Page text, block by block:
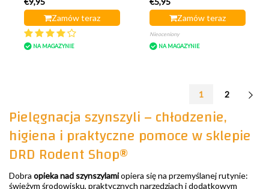
Zamów teraz
NA MAGAZYNIE
czerwonki
Zamów teraz
Nieoceniony
NA MAGAZYNIE
1 2
Pielęgnacja szynszyli – chłodzenie,
higiena i praktyczne pomoce w sklepie
DRD Rodent Shop®
Dobra opieka nad szynszylamiopiera się na przemyślanej rutynie:
świeżym środowisku, praktycznych narzędziach i dodatkowym